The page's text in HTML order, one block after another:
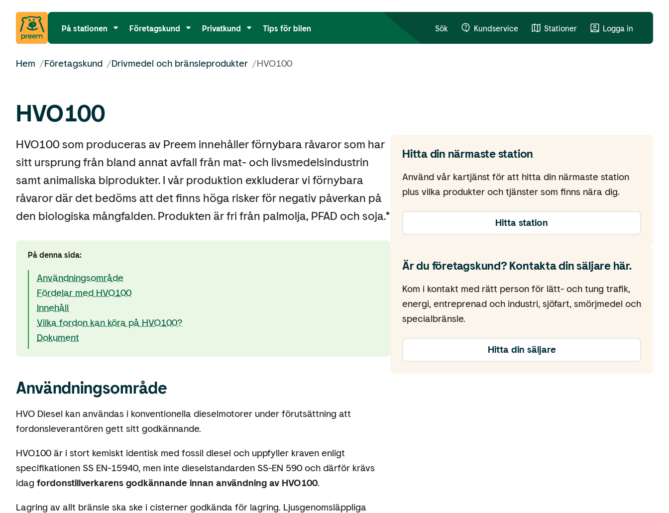
På stationen Företagskund Privatkund Tips för bilen Sök Kundservice Stationer Logga in
Hem /Företagskund /Drivmedel och bränsleprodukter /HVO100
HVO100
HVO100 som produceras av Preem innehåller förnybara råvaror som har
sitt ursprung från bland annat avfall från mat- och livsmedelsindustrin
samt animaliska biprodukter. I vår produktion exkluderar vi förnybara
råvaror där det bedöms att det finns höga risker för negativ påverkan på
den biologiska mångfalden. Produkten är fri från palmolja, PFAD och soja.*
På denna sida:
Användningsområde
Fördelar med HVO100
Innehåll
Vilka fordon kan köra på HVO100?
Dokument
Användningsområde
HVO Diesel kan användas i konventionella dieselmotorer under förutsättning att
fordonsleverantören gett sitt godkännande.
HVO100 är i stort kemiskt identisk med fossil diesel och uppfyller kraven enligt
specifikationen SS EN-15940, men inte dieselstandarden SS-EN 590 och därför krävs
idag fordonstillverkarens godkännande innan användning av HVO100.
Lagring av allt bränsle ska ske i cisterner godkända för lagring. Ljusgenomsläppliga
Hitta din närmaste station
Använd vår kartjänst för att hitta din närmaste station
plus vilka produkter och tjänster som finns nära dig.
Hitta station
Är du företagskund? Kontakta din säljare här.
Kom i kontakt med rätt person för lätt- och tung trafik,
energi, entreprenad och industri, sjöfart, smörjmedel och
specialbränsle.
Hitta din säljare